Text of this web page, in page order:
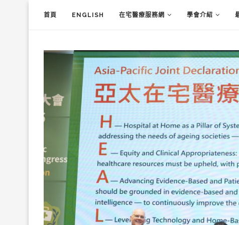
首頁 ENGLISH 在宅醫療服務網 學會介紹